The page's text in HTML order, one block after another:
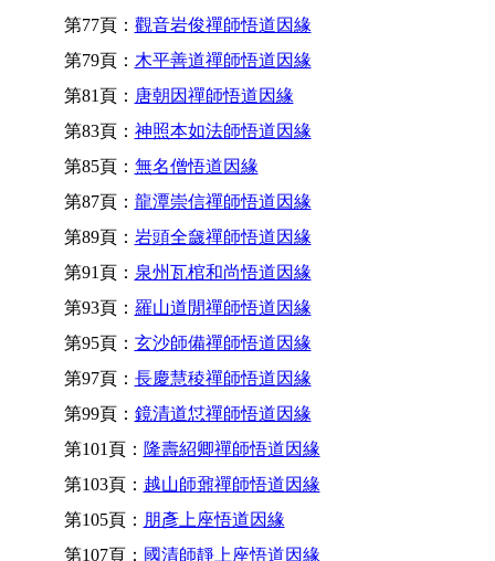
第77頁： 觀音岩俊禪師悟道因緣
第79頁： 木平善道禪師悟道因緣
第81頁： 唐朝因禪師悟道因緣
第83頁： 神照本如法師悟道因緣
第85頁： 無名僧悟道因緣
第87頁： 龍潭崇信禪師悟道因緣
第89頁： 岩頭全奯禪師悟道因緣
第91頁： 泉州瓦棺和尚悟道因緣
第93頁： 羅山道閒禪師悟道因緣
第95頁： 玄沙師備禪師悟道因緣
第97頁： 長慶慧稜禪師悟道因緣
第99頁： 鏡清道怤禪師悟道因緣
第101頁： 隆壽紹卿禪師悟道因緣
第103頁： 越山師鼐禪師悟道因緣
第105頁： 朋彥上座悟道因緣
第107頁： 國清師靜上座悟道因緣